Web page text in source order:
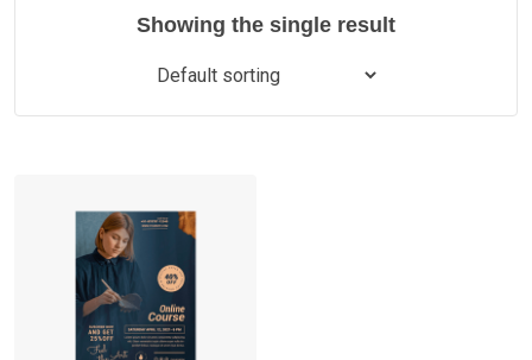
Showing the single result